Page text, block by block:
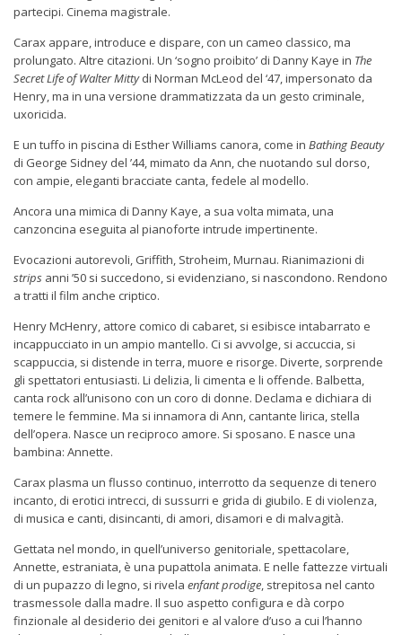
partecipi. Cinema magistrale.
Carax appare, introduce e dispare, con un cameo classico, ma
prolungato. Altre citazioni. Un ‘sogno proibito’ di Danny Kaye in The
Secret Life of Walter Mittydi Norman McLeod del ‘47, impersonato da
Henry, ma in una versione drammatizzata da un gesto criminale,
uxoricida.
E un tuffo in piscina di Esther Williams canora, come in Bathing Beauty
di George Sidney del ’44, mimato da Ann, che nuotando sul dorso,
con ampie, eleganti bracciate canta, fedele al modello.
Ancora una mimica di Danny Kaye, a sua volta mimata, una
canzoncina eseguita al pianoforte intrude impertinente.
Evocazioni autorevoli, Griffith, Stroheim, Murnau. Rianimazioni di
strips anni ’50 si succedono, si evidenziano, si nascondono. Rendono
a tratti il film anche criptico.
Henry McHenry, attore comico di cabaret, si esibisce intabarrato e
incappucciato in un ampio mantello. Ci si avvolge, si accuccia, si
scappuccia, si distende in terra, muore e risorge. Diverte, sorprende
gli spettatori entusiasti. Li delizia, li cimenta e li offende. Balbetta,
canta rock all’unisono con un coro di donne. Declama e dichiara di
temere le femmine. Ma si innamora di Ann, cantante lirica, stella
dell’opera. Nasce un reciproco amore. Si sposano. E nasce una
bambina: Annette.
Carax plasma un flusso continuo, interrotto da sequenze di tenero
incanto, di erotici intrecci, di sussurri e grida di giubilo. E di violenza,
di musica e canti, disincanti, di amori, disamori e di malvagità.
Gettata nel mondo, in quell’universo genitoriale, spettacolare,
Annette, estraniata, è una pupattola animata. E nelle fattezze virtuali
di un pupazzo di legno, si rivela enfant prodige, strepitosa nel canto
trasmessole dalla madre. Il suo aspetto configura e dà corpo
finzionale al desiderio dei genitori e al valore d’uso a cui l’hanno